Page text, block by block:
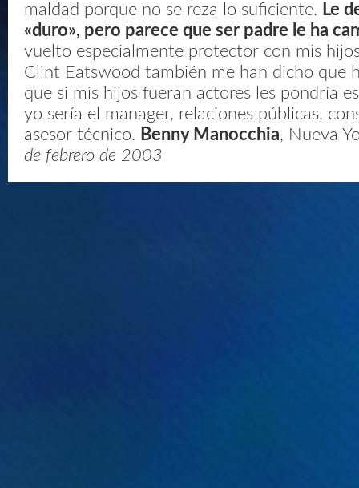
maldad porque no se reza lo suficiente. Le
«duro», pero parece que ser padre le ha
vuelto especialmente protector con mis
Clint Eatswood también me han dicho que
que si mis hijos fueran actores les pondría
yo sería el manager, relaciones públicas,
asesor técnico. Benny Manocchia, Nueva
de febrero de 2003